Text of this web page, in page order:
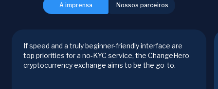
A imprensa Nossos parceiros
If speed and a truly beginner-friendly interface are
top priorities for a no-KYC service, the ChangeHero
cryptocurrency exchange aims to be the go-to.